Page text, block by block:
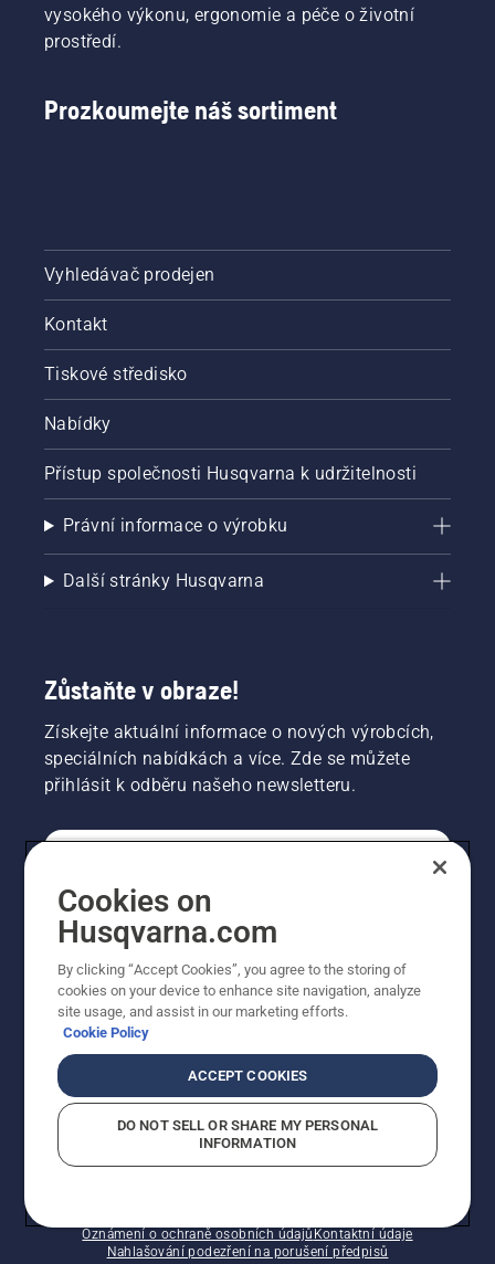
vysokého výkonu, ergonomie a péče o životní
prostředí.
Prozkoumejte náš sortiment
Vyhledávač prodejen
Kontakt
Tiskové středisko
Nabídky
Přístup společnosti Husqvarna k udržitelnosti
Právní informace o výrobku
Další stránky Husqvarna
Zůstaňte v obraze!
Získejte aktuální informace o nových výrobcích,
speciálních nabídkách a více. Zde se můžete
přihlásit k odběru našeho newsletteru.
PROFESIONÁLNÍ
Oznámení o ochraně osobních údajů Kontaktní údaje
Nahlašování podezření na porušení předpisů
Cookies on
Husqvarna.com
By clicking “Accept Cookies”, you agree to the storing of
cookies on your device to enhance site navigation, analyze
site usage, and assist in our marketing efforts.
Cookie Policy
ACCEPT COOKIES
DO NOT SELL OR SHARE MY PERSONAL
INFORMATION